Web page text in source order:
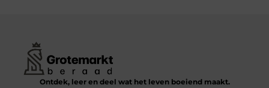
Ontdek, leer en deel wat het leven boeiend maakt.